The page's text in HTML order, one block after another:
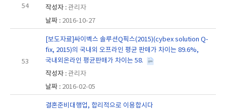
54
관리자
2016-10-27
53
[보도자료]싸이벡스 솔루션Q픽스(2015)(cybex solution Q-
fix, 2015)의 국내외 오프라인 평균 판매가 차이는 89.6%,
국내외온라인 평균판매가 차이는 58.
관리자
2016-02-05
결혼준비대행업, 합리적으로 이용합시다